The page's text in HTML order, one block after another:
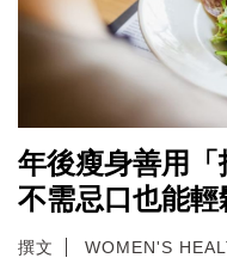
年後瘦身善用「
不需忌口也能
撰文 WOMEN'S